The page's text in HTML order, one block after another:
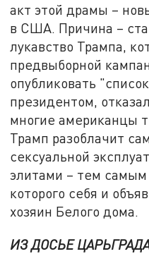
акт этой драмы –
в США. Причина –
лукавство Трампа,
предвыборной
опубликовать
президентом,
многие американцы
Трамп разоблачит
сексуальной
элитами – тем
которого себя и
хозяин Белого дома.
ИЗ ДОСЬЕ